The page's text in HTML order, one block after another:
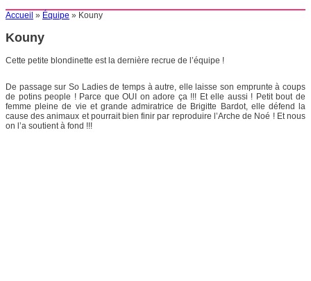
Accueil » Équipe » Kouny
Kouny
Cette petite blondinette est la dernière recrue de l’équipe !
De passage sur So Ladies de temps à autre, elle laisse son emprunte à coups
de potins people ! Parce que OUI on adore ça !!! Et elle aussi ! Petit bout de
femme pleine de vie et grande admiratrice de Brigitte Bardot, elle défend la
cause des animaux et pourrait bien finir par reproduire l’Arche de Noé ! Et nous
on l’a soutient à fond !!!